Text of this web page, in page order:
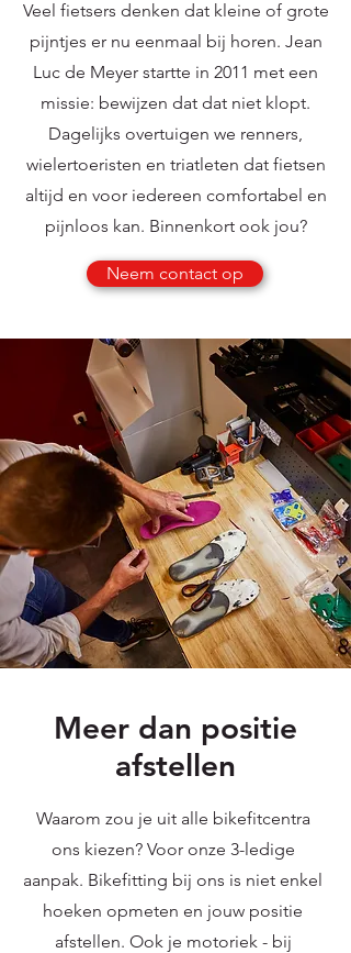
Veel fietsers denken dat kleine of grote
pijntjes er nu eenmaal bij horen. Jean
Luc de Meyer startte in 2011 met een
missie: bewijzen dat dat niet klopt.
Dagelijks overtuigen we renners,
wielertoeristen en triatleten dat fietsen
altijd en voor iedereen comfortabel en
pijnloos kan. Binnenkort ook jou?
Neem contact op
Meer dan positie
afstellen
Waarom zou je uit alle bikefitcentra
ons kiezen? Voor onze 3-ledige
aanpak. Bikefitting bij ons is niet enkel
hoeken opmeten en jouw positie
afstellen. Ook je motoriek - bij